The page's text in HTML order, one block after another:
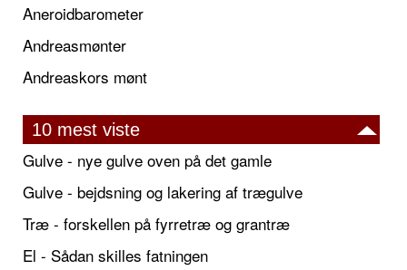
Aneroidbarometer
Andreasmønter
Andreaskors mønt
10 mest viste
Gulve - nye gulve oven på det gamle
Gulve - bejdsning og lakering af trægulve
Træ - forskellen på fyrretræ og grantræ
El - Sådan skilles fatningen